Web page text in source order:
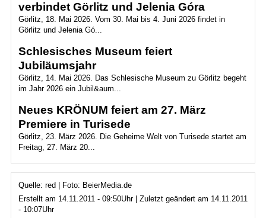
verbindet Görlitz und Jelenia Góra
Görlitz, 18. Mai 2026. Vom 30. Mai bis 4. Juni 2026 findet in
Görlitz und Jelenia Gó...
Schlesisches Museum feiert
Jubiläumsjahr
Görlitz, 14. Mai 2026. Das Schlesische Museum zu Görlitz begeht
im Jahr 2026 ein Jubil&aum...
Neues KRÖNUM feiert am 27. März
Premiere in Turisede
Görlitz, 23. März 2026. Die Geheime Welt von Turisede startet am
Freitag, 27. März 20...
Quelle: red | Foto: BeierMedia.de
Erstellt am 14.11.2011 - 09:50Uhr | Zuletzt geändert am 14.11.2011
- 10:07Uhr